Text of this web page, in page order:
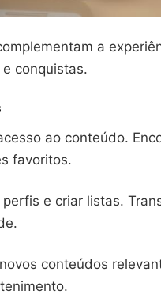
a
conquistas.
ao conteúdo.
favoritos.
e criar listas.
conteúdos